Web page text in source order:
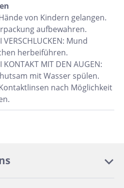
von Kindern gelangen.
aufbewahren.
VERSCHLUCKEN: Mund
herbeiführen.
KONTAKT MIT DEN AUGEN:
mit Wasser spülen.
nach Möglichkeit